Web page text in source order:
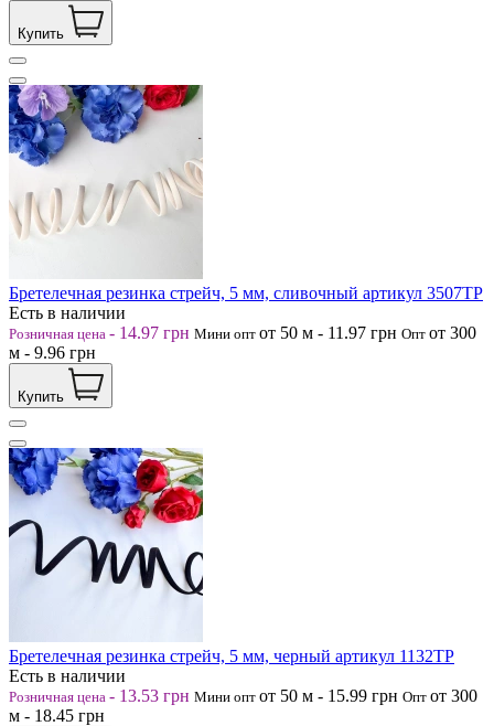
Купить
Бретелечная резинка стрейч, 5 мм, сливочный артикул 3507ТР
Есть в наличии
Розничная цена - 14.97 грн Мини опт от 50 м - 11.97 грн Опт от 300
м - 9.96 грн
Купить
Бретелечная резинка стрейч, 5 мм, черный артикул 1132ТР
Есть в наличии
Розничная цена - 13.53 грн Мини опт от 50 м - 15.99 грн Опт от 300
м - 18.45 грн